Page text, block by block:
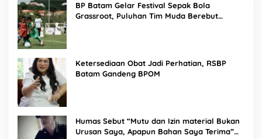
BP Batam Gelar Festival Sepak Bola
Grassroot, Puluhan Tim Muda Berebut
Ketersediaan Obat Jadi Perhatian, RSBP
Batam Gandeng BPOM
Humas Sebut “Mutu dan Izin material Bukan
Urusan Saya, Apapun Bahan Saya Terima”